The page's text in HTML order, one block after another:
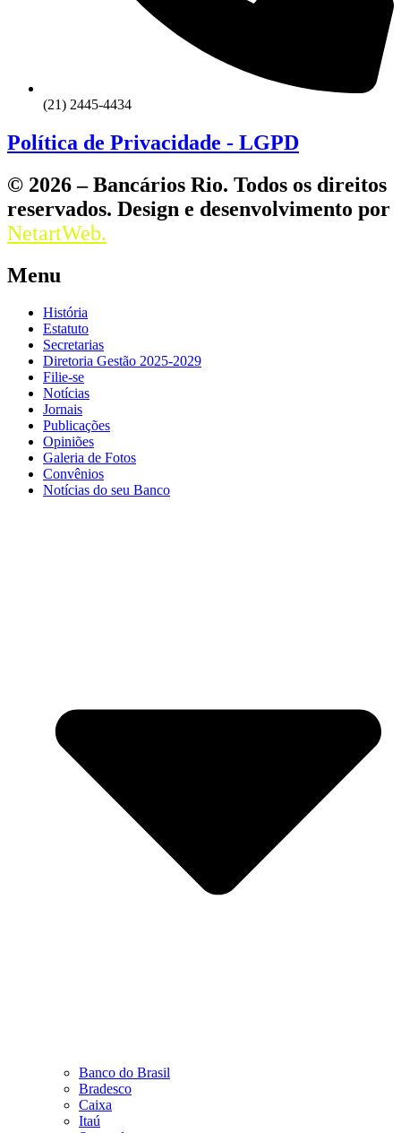
(21) 2445-4434
Política de Privacidade - LGPD
© 2026 – Bancários Rio. Todos os direitos
reservados. Design e desenvolvimento por
NetartWeb.
Menu
História
Estatuto
Secretarias
Diretoria Gestão 2025-2029
Filie-se
Notícias
Jornais
Publicações
Opiniões
Galeria de Fotos
Convênios
Notícias do seu Banco
Banco do Brasil
Bradesco
Caixa
Itaú